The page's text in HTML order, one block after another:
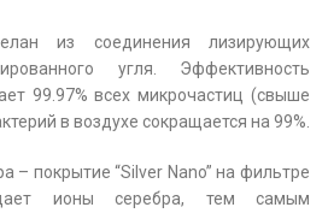
из соединения лизирующих
угля. Эффективность
99.97% всех микрочастиц (свыше
в воздухе сокращается на 99%.
– покрытие “Silver Nano” на фильтре
ионы серебра, тем самым